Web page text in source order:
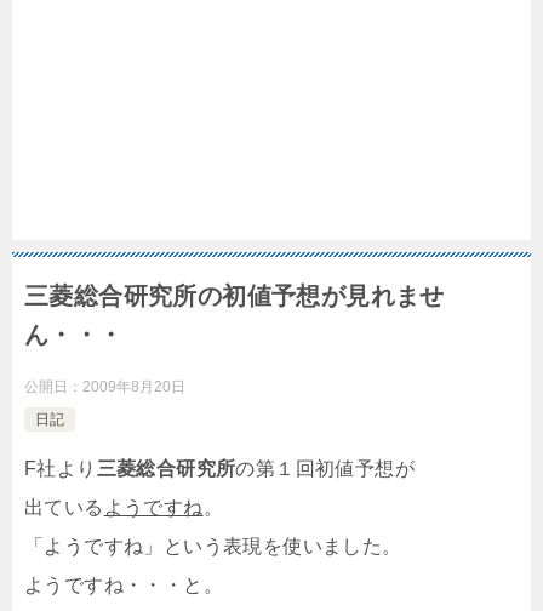
三菱総合研究所の初値予想が見れませ
ん・・・
公開日： 2009年8月20日
日記
F社より 三菱総合研究所の第１回初値予想が
出ている ようですね 。
「ようですね」という表現を使いました。
ようですね・・・と。